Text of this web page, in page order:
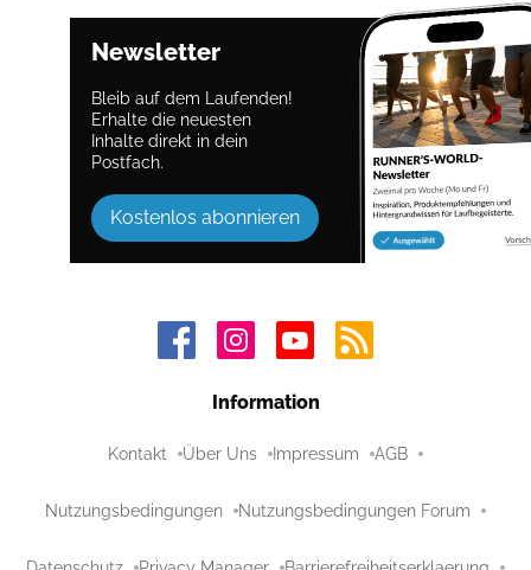
Newsletter
Bleib auf dem Laufenden!
Erhalte die neuesten
Inhalte direkt in dein
Postfach.
Kostenlos abonnieren
Information
Kontakt Über Uns Impressum AGB
Nutzungsbedingungen Nutzungsbedingungen Forum